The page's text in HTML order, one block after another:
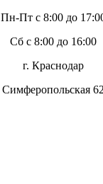
Пн-Пт с 8:00 до
Сб с 8:00 до 16:00
г. Краснодар
Симферопольская 62